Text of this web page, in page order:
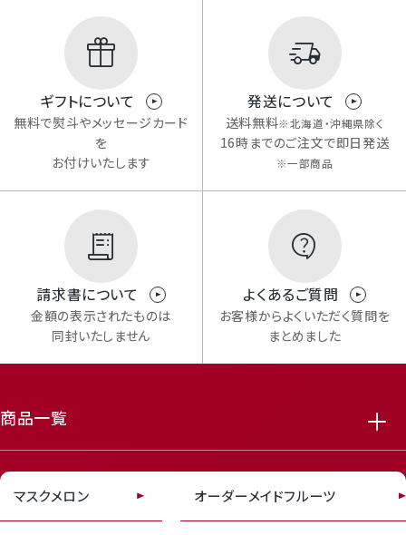
Mail Magazine
メルマガ登録
Review
レビューキャンペーンのご案内
featured_seasonal_and_gifts
ギフトについて
無料で熨斗やメッセージカード
を
お付けいたします
delivery_truck_speed
発送について
送料無料※北海道・沖縄県除く
16時までのご注文で即日発送
※一部商品
請求書について
金額の表示されたものは
同封いたしません
よくあるご質問
お客様からよくいただく質問を
まとめました
商品一覧
マスクメロン オーダーメイドフルーツ